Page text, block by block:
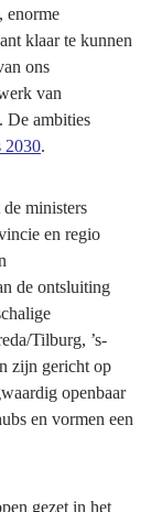
enorme
klaar te kunnen
ons
van
De ambities
2030.
de ministers
en regio
de ontsluiting
Tilburg, ’s-
zijn gericht op
openbaar
en vormen een
gezet in het